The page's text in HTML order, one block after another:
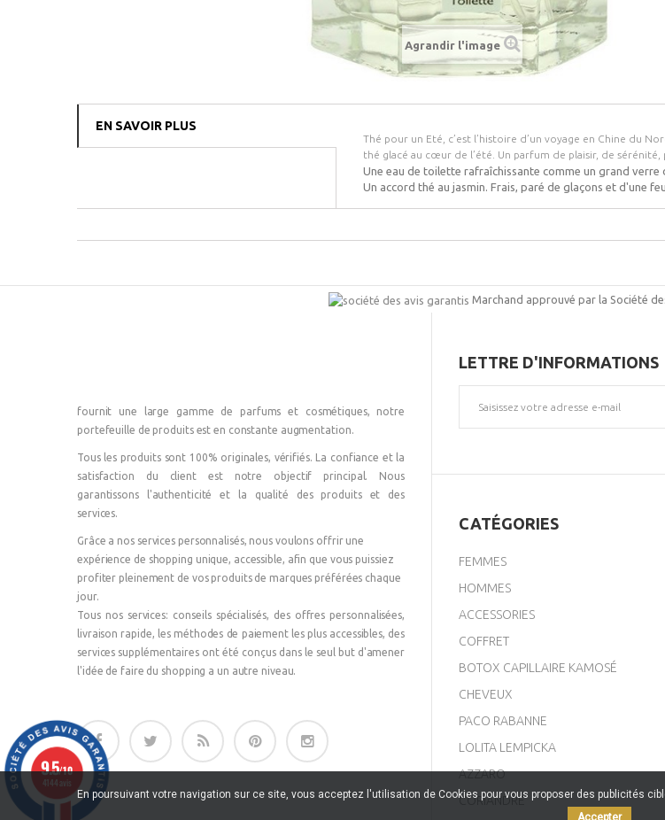
Agrandir l'image
EN SAVOIR PLUS
Thé pour un Eté, c’est l’histoire d’un voyage en Chine du
thé glacé au cœur de l’été. Un parfum de plaisir, de
Une eau de toilette rafraîchissante comme un grand verre
Un accord thé au jasmin. Frais, paré de glaçons et d'une
Marchand approuvé par la Société
fournit une large gamme de parfums et cosmétiques, notre
portefeuille de produits est en constante augmentation.
Tous les produits sont 100% originales, vérifiés. La confiance et la
satisfaction du client est notre objectif principal. Nous
garantissons l'authenticité et la qualité des produits et des
services.
Grâce a nos services personnalisés, nous voulons offrir une
expérience de shopping unique, accessible, afin que vous puissiez
profiter pleinement de vos produits de marques préférées chaque
jour.
Tous nos services: conseils spécialisés, des offres personnalisées,
livraison rapide, les méthodes de paiement les plus accessibles, des
services supplémentaires ont été conçus dans le seul but d'amener
l'idée de faire du shopping a un autre niveau.
LETTRE D'INFORMATIONS
CATÉGORIES
FEMMES
HOMMES
ACCESSORIES
COFFRET
BOTOX CAPILLAIRE KAMOSÉ
CHEVEUX
PACO RABANNE
LOLITA LEMPICKA
AZZARO
CORIANDRE
En poursuivant votre navigation sur ce site, vous acceptez l'utilisation de Cookies pour vous proposer des publicités
Accepter
9.5/10
4144 avis